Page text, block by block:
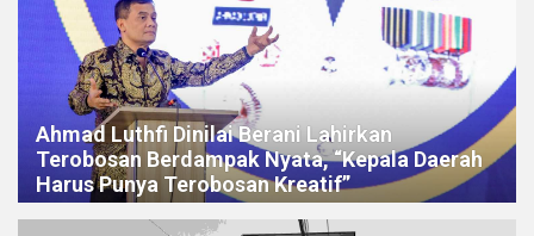
Ahmad Luthfi Dinilai Berani Lahirkan
Terobosan Berdampak Nyata, “Kepala Daerah
Harus Punya Terobosan Kreatif”